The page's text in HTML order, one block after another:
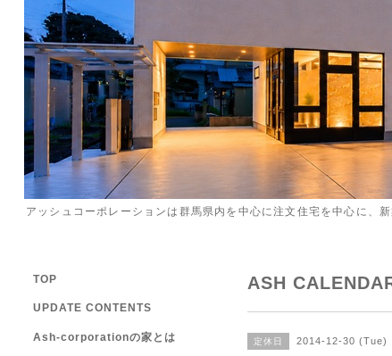
アッシュコーポレーションは群馬県内を中心に注文住宅を中心に、
ASH
定休日 2014-12-30 (Tue)
TOP
UPDATE CONTENTS
Ash-corporationの家とは